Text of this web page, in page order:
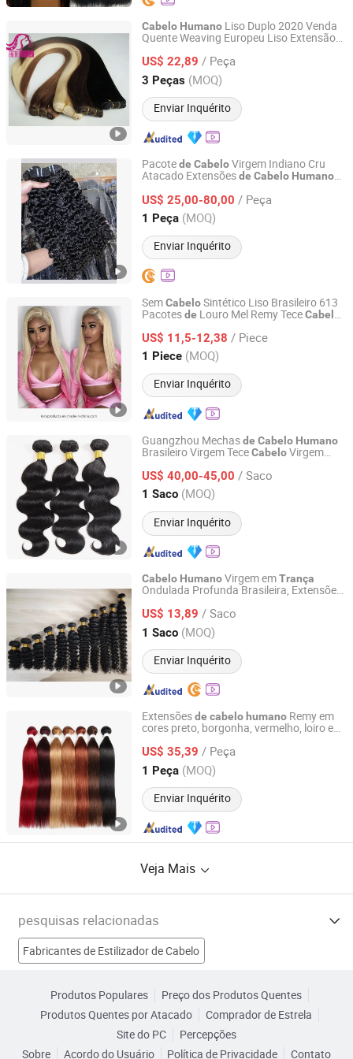
Cabelo Humano Liso Duplo 2020 Venda
Quente Weaving Europeu Liso Extensão
CabeloLiso
US$ 22,89 / Peça
3 Peças (MOQ)
Enviar Inquérito
Xuchang BeautyHair Fashion Co., Ltd.
Henan, China Desde 2004
Pacotede CabeloVirgem Indiano Cru
Atacado Extensõesde Cabelo Humano
US$ 25,00-80,00 / Peça
1 Peça (MOQ)
Enviar Inquérito
Guangzhou Beimeijia Trading Co., Ltd.
Guangdong, China Desde 2023
SemCabeloSintético Liso Brasileiro 613
Pacotesde Louro Mel Remy TeceCabelo
Cabelo
US$ 11,5-12,38 / Piece
1 Piece (MOQ)
Enviar Inquérito
Xuchang Kyra Products Co., Ltd.
Henan, China Desde 2017
Guangzhou Mechasde Cabelo Humano
Brasileiro Virgem TeceCabeloVirgem
US$ 40,00-45,00 / Saco
1 Saco (MOQ)
Enviar Inquérito
Foshan Wendy Hair Products Co., Ltd.
Guangdong, China Desde 2015
Cabelo HumanoVirgem emTrança
Ondulada Profunda Brasileira, Extensões
US$ 13,89 / Saco
1 Saco (MOQ)
Enviar Inquérito
Zhengzhou Lanshuo Beauty Co., Ltd.
Henan, China Desde 2025
Extensõesde cabelo humano Remy em
cores preto, borgonha, vermelho, loiro e
mechas retas
US$ 35,39 / Peça
1 Peça (MOQ)
Enviar Inquérito
Changge Elegant Hair Products Co., Ltd.
Henan, China Desde 2010
Veja Mais
pesquisas relacionadas
Fabricantes de Estilizador de Cabelo
Fabricantes de Hormônio do Crescimento Humano
Produtos Populares
Preço dos Produtos Quentes
Produtos Quentes por Atacado
Comprador de Estrela
Site do PC
Percepções
Sobre
Acordo do Usuário Política de Privacidade Contato